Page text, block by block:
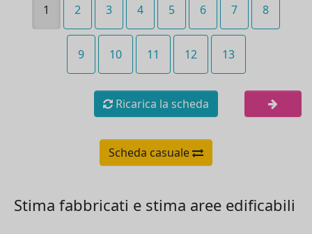
1 2 3 4 5 6 7 8
9 10 11 12 13
Ricarica la scheda
Scheda casuale
Stima fabbricati e stima aree edificabili